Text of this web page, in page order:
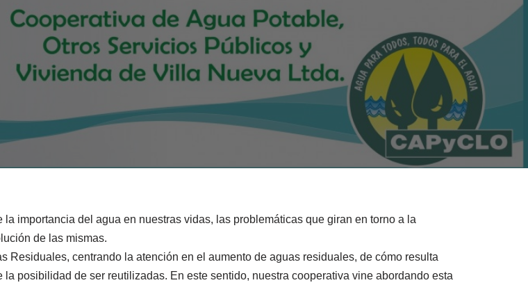
importancia del agua en nuestras vidas, las problemáticas que giran en torno a la
de las mismas.
Residuales, centrando la atención en el aumento de aguas residuales, de cómo resulta
posibilidad de ser reutilizadas. En este sentido, nuestra cooperativa vine abordando esta